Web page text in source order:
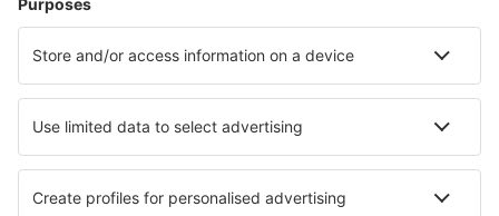
Hoteluri în Sevierville
Hoteluri în Panama City Beach Hoteluri în Kissimmee
Hoteluri în Myrtle Beach Hoteluri în Santa Rosa Beach
Hoteluri în Cape Coral Hoteluri în Big Bear Lake